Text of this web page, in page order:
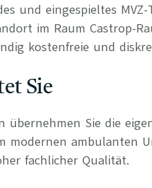
und eingespieltes MVZ-
im Raum Castrop-
kostenfreie und
Sie
übernehmen Sie die
modernen ambulanten
fachlicher Qualität.